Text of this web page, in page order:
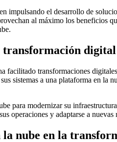
impulsando el desarrollo de
al máximo los beneficios
transformación digital
facilitado transformaciones
sistemas a una plataforma en
para modernizar su
operaciones y adaptarse a
la nube en la